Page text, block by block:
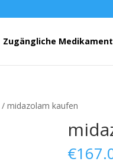
Zugängliche
/ midazolam kaufen
€